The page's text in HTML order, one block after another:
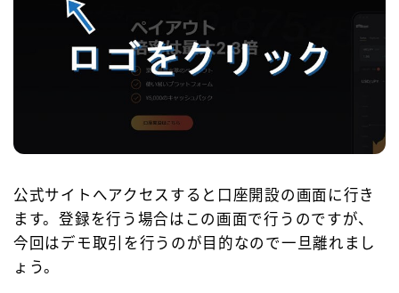
公式サイトへアクセスすると口座開設の画面に行き
ます。登録を行う場合はこの画面で行うのですが、
今回はデモ取引を行うのが目的なので一旦離れまし
ょう。